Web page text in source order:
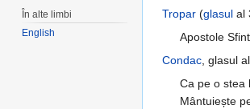
Tropar (glasul al
Apostole
Condac, glasul
Ca pe o stea
Mântuiește
În alte limbi
English